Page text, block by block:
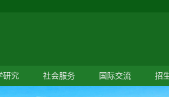
研究 社会服务 国际交流 招